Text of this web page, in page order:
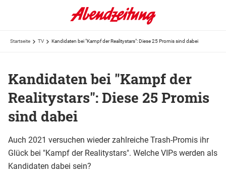
Startseite TV Kandidaten bei "Kampf der Realitystars": Diese 25 Promis sind dabei
Kandidaten bei "Kampf der
Realitystars": Diese 25 Promis
sind dabei
Auch 2021 versuchen wieder zahlreiche Trash-Promis ihr
Glück bei "Kampf der Realitystars". Welche VIPs werden als
Kandidaten dabei sein?